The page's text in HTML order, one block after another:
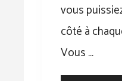
vous
côté à
Vous …